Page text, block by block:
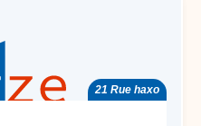
21 Rue haxo